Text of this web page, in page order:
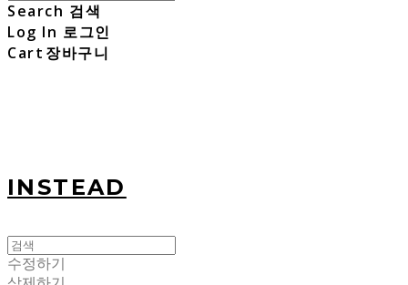
Search 검색
Log In 로그인
Cart 장바구니
INSTEAD
수정하기